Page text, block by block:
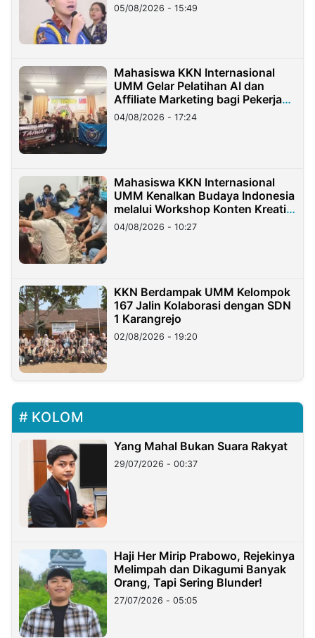
05/08/2026 - 15:49
Mahasiswa KKN Internasional
UMM Gelar Pelatihan AI dan
Affiliate Marketing bagi Pekerja
Migran Indonesia di Taiwan
04/08/2026 - 17:24
Mahasiswa KKN Internasional
UMM Kenalkan Budaya Indonesia
melalui Workshop Konten Kreatif
di Taiwan
04/08/2026 - 10:27
KKN Berdampak UMM Kelompok
167 Jalin Kolaborasi dengan SDN
1 Karangrejo
02/08/2026 - 19:20
KOLOM
Yang Mahal Bukan Suara Rakyat
29/07/2026 - 00:37
Haji Her Mirip Prabowo, Rejekinya
Melimpah dan Dikagumi Banyak
Orang, Tapi Sering Blunder!
27/07/2026 - 05:05